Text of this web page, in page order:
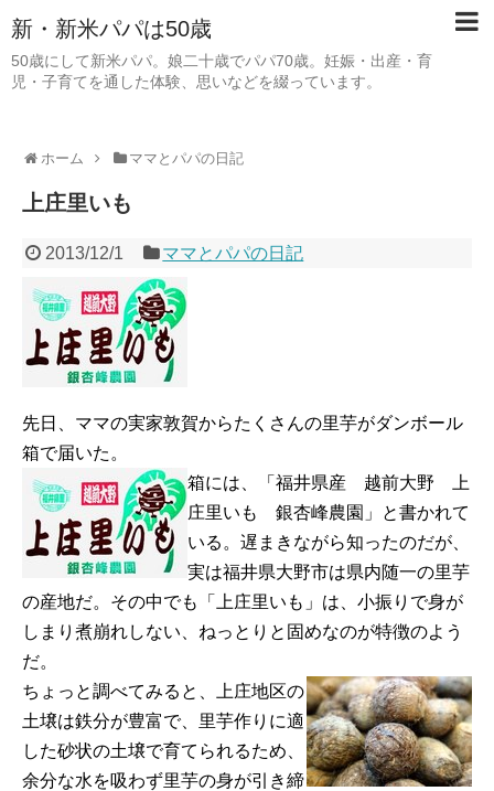
新・新米パパは50歳
50歳にして新米パパ。娘二十歳でパパ70歳。妊娠・出産・育
児・子育てを通した体験、思いなどを綴っています。
ホーム ママとパパの日記
上庄里いも
2013/12/1 ママとパパの日記
先日、ママの実家敦賀からたくさんの里芋がダンボール
箱で届いた。
箱には、「福井県産 越前大野 上
庄里いも 銀杏峰農園」と書かれて
いる。遅まきながら知ったのだが、
実は福井県大野市は県内随一の里芋
の産地だ。その中でも「上庄里いも」は、小振りで身が
しまり煮崩れしない、ねっとりと固めなのが特徴のよう
だ。
ちょっと調べてみると、上庄地区の
土壌は鉄分が豊富で、里芋作りに適
した砂状の土壌で育てられるため、
余分な水を吸わず里芋の身が引き締